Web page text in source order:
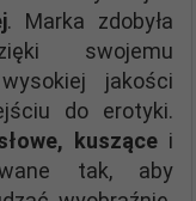
. Marka zdobyła
swojemu
jakości
do erotyki.
kuszące i
tak, aby